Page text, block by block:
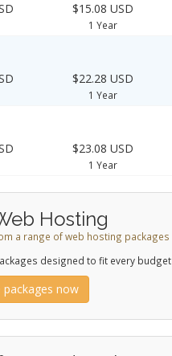
$15.08 USD
1 Year
$22.28 USD
1 Year
$23.08 USD
1 Year
Hosting
a range of web hosting packages
designed to fit every budget
packages now